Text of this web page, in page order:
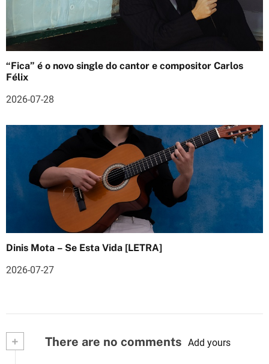
g
o
s
“Fica” é o novo single do cantor e compositor Carlos
Félix
2026-07-28
Dinis Mota – Se Esta Vida [LETRA]
2026-07-27
+ There are no comments Add yours